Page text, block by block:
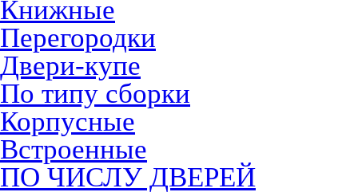
Книжные
Перегородки
Двери-купе
По типу сборки
Корпусные
Встроенные
ПО ЧИСЛУ ДВЕРЕЙ